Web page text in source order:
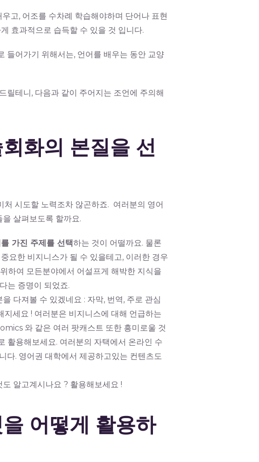
고, 어조를 수차례 학습해야하며 단어나 표현
효과적으로 습득할 수 있을 것 입니다.
들어가기 위해서는, 언어를 배우는 동안 교양
릴테니, 다음과 같이 주어지는 조언에 주의해
화의 본질을 선
처 시도할 노력조차 않곤하죠. 여러분의 영어
살펴보도록 할까요.
가진 주제를 선택하는 것이 어떨까요. 물론
요한 비지니스가 될 수 있을테고, 이러한 경우
하여 모든분야에서 어설프게 해박한 지식을
는 증명이 되었죠.
다져볼 수 있겠네요 : 자막, 번역, 주로 관심
세요 ! 여러분은 비지니스에 대해 언급하는
와 같은 여러 팟캐스트 또한 흥미로울 것
활용해보세요. 여러분의 자택에서 온라인 수
다. 영어권 대학에서 제공하고있는 컨텐츠도
알고계시나요 ? 활용해보세요 !
어떻게 활용하